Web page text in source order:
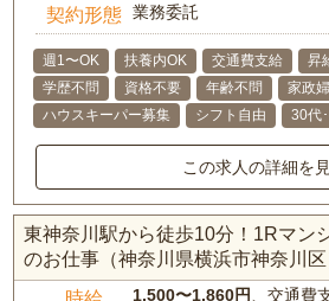
契約形態 業務委託
週1〜OK 扶養内OK 交通費支給 昇
学歴不問
資格不要 年齢不問
家政
ハウスキーパー募集
シフト自由 30代
この求人の詳細を
東神奈川駅から徒歩10分！1Rマン
のお仕事（神奈川県横浜市神奈川区
1,500〜1,860円 、交通費